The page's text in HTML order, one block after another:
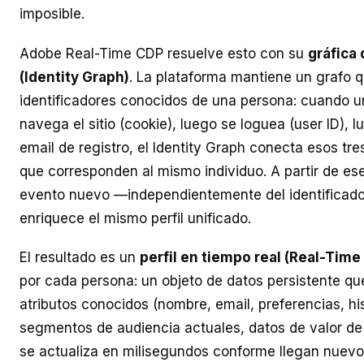
imposible.
Adobe Real-Time CDP resuelve esto con su gráfica
(Identity Graph). La plataforma mantiene un grafo
identificadores conocidos de una persona: cuando
navega el sitio (cookie), luego se loguea (user ID),
email de registro, el Identity Graph conecta esos
que corresponden al mismo individuo. A partir de
evento nuevo —independientemente del
enriquece el mismo perfil unificado.
El resultado es un perfil en tiempo real (Real-
por cada persona: un objeto de datos persistente
atributos conocidos (nombre, email, preferencias,
segmentos de audiencia actuales, datos de valor
se actualiza en milisegundos conforme llegan